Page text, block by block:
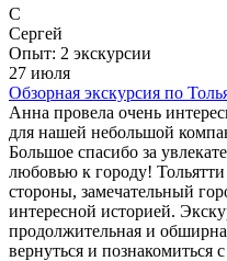
С
Сергей
Опыт: 2 экскурсии
27 июля
Обзорная экскурсия по
Анна провела очень
для нашей небольшой
Большое спасибо за
любовью к городу!
стороны, замечательный
интересной историей.
продолжительная и
вернуться и познакомиться